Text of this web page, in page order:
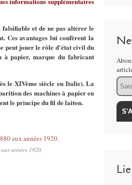
et de ne pas altérer le
Ces avantages lui confèrent la
peut jouer le rôle d'état civil du
à papier, marque du fabricant
le XIVème siècle en Italie). La
des machines à papier en
le principe du fil de laiton.
années 1920.
Email